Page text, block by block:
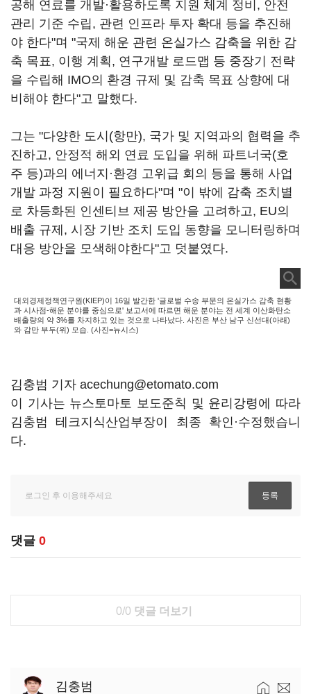
공해 연료를 개발·활용하도록 지원 체계 정비, 안전
관리 기준 수립, 관련 인프라 투자 확대 등을 추진해
야 한다"며 "국제 해운 관련 온실가스 감축을 위한 감
축 목표, 이행 계획, 연구개발 로드맵 등 중장기 전략
을 수립해 IMO의 환경 규제 및 감축 목표 상향에 대
비해야 한다"고 말했다.
그는 "다양한 도시(항만), 국가 및 지역과의 협력을 추
진하고, 안정적 해외 연료 도입을 위해 파트너국(호
주 등)과의 에너지·환경 고위급 회의 등을 통해 사업
개발 과정 지원이 필요하다"며 "이 밖에 감축 조치별
로 차등화된 인센티브 제공 방안을 고려하고, EU의
배출 규제, 시장 기반 조치 도입 동향을 모니터링하며
대응 방안을 모색해야한다"고 덧붙였다.
대외경제정책연구원(KIEP)이 16일 발간한 '글로벌 수송 부문의 온실가스 감축 현황
과 시사점-해운 분야를 중심으로' 보고서에 따르면 해운 분야는 전 세계 이산화탄소
배출량의 약 3%를 차지하고 있는 것으로 나타났다. 사진은 부산 남구 신선대(아래)
와 감만 부두(위) 모습. (사진=뉴시스)
김충범 기자 acechung@etomato.com
이 기사는 뉴스토마토 보도준칙 및 윤리강령에 따라
김충범 테크지식산업부장이 최종 확인·수정했습니
다.
댓글 0
0/0 댓글 더보기
김충범